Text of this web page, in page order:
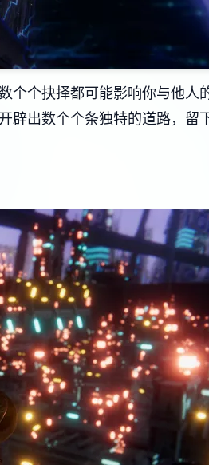
个个抉择都可能影响你与他人
辟出数个个条独特的道路，留